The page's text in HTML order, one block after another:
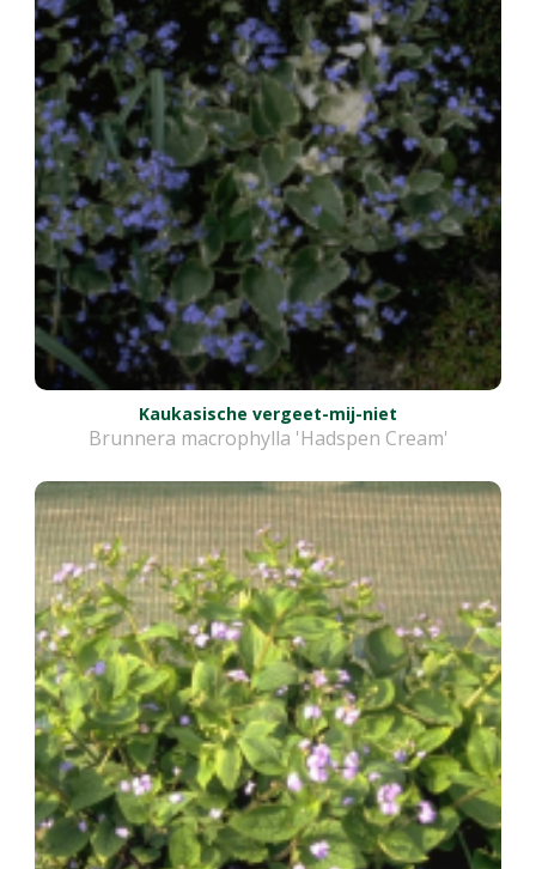
Kaukasische vergeet-mij-niet
Brunnera macrophylla 'Hadspen Cream'